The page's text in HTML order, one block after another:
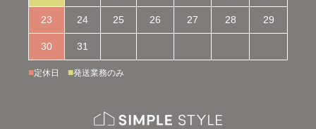
23 24 25 26 27 28 29
30 31
■定休日 ■発送業務のみ